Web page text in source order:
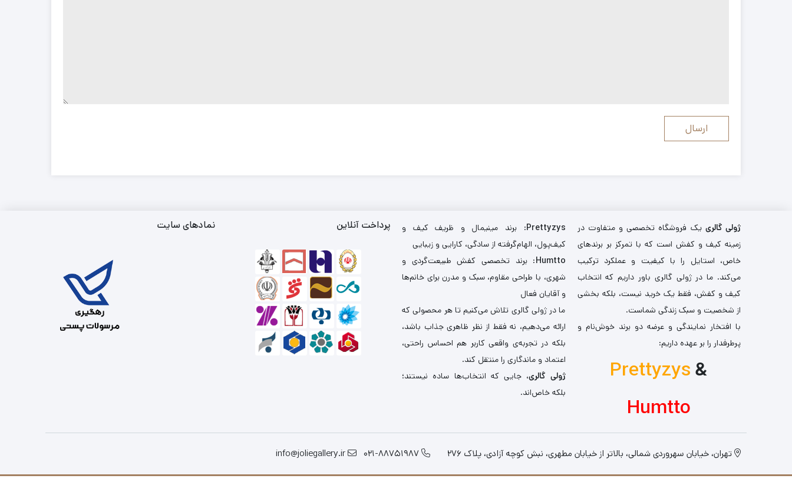
ژولی گالری یک فروشگاه تخصصی و متفاوت در
زمینه کیف و کفش است که با تمرکز بر برندهای
خاص، استایل را با کیفیت و عملکرد ترکیب
می‌کند. ما در ژولی گالری باور داریم که انتخاب
کیف و کفش، فقط یک خرید نیست، بلکه بخشی
از شخصیت و سبک زندگی شماست.
با افتخار نمایندگی و عرضه دو برند خوش‌نام و
پرطرفدار را بر عهده داریم:
Prettyzys&
Humtto
Prettyzys: برند مینیمال و ظریف کیف و
کیف‌پول، الهام‌گرفته از سادگی، کارایی و زیبایی
Humtto: برند تخصصی کفش طبیعت‌گردی و
شهری، با طراحی مقاوم، سبک و مدرن برای خانم‌ها
و آقایان فعال
ما در ژولی گالری تلاش می‌کنیم تا هر محصولی که
ارائه می‌دهیم، نه فقط از نظر ظاهری جذاب باشد،
بلکه در تجربه‌ی واقعی کاربر هم احساس راحتی،
اعتماد و ماندگاری را منتقل کند.
ژولی گالری، جایی که انتخاب‌ها ساده نیستند؛
بلکه خاص‌اند.
پرداخت آنلاین نمادهای سایت
تهران، خیابان سهروردی شمالی، بالاتر از خیابان مطهری، نبش کوچه آزادی، پلاک 276 021-88751987
info@joliegallery.ir